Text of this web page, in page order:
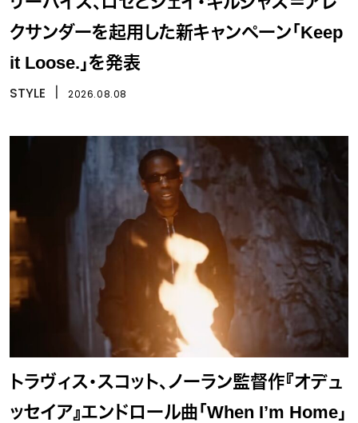
クサンダーを起用した新キャンペーン「Keep
it Loose.」を発表
STYLE 2026.08.08
トラヴィス・スコット、ノーラン監督作『オデュ
ッセイア』エンドロール曲「When I’m Home」